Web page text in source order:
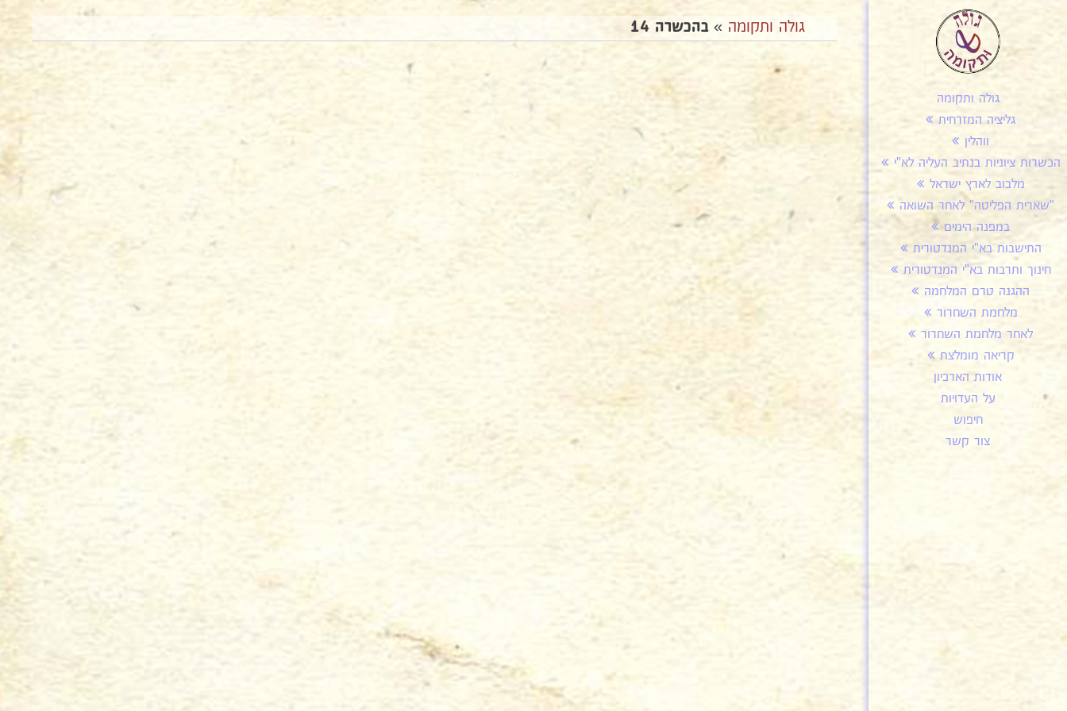
גולה ותקומה
גליציה המזרחית
ווהלין
הכשרות ציוניות בנתיב העליה לא"י
מלבוב לארץ ישראל
"שארית הפליטה" לאחר השואה
במפנה הימים
התישבות בא"י המנדטורית
חינוך ותרבות בא"י המנדטורית
ההגנה טרם המלחמה
מלחמת השחרור
לאחר מלחמת השחרור
קריאה מומלצת
אודות הארכיון
על העדויות
חיפוש
צור קשר
גולה ותקומה »בהכשרה 14